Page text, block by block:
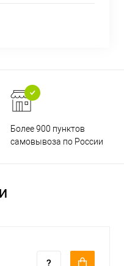
Более 900 пунктов
самовывоза по России